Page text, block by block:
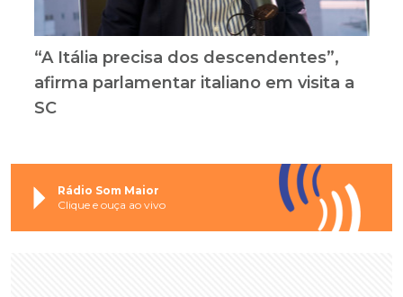
“A Itália precisa dos descendentes”,
afirma parlamentar italiano em visita a
SC
Rádio Som Maior
Clique e ouça ao vivo